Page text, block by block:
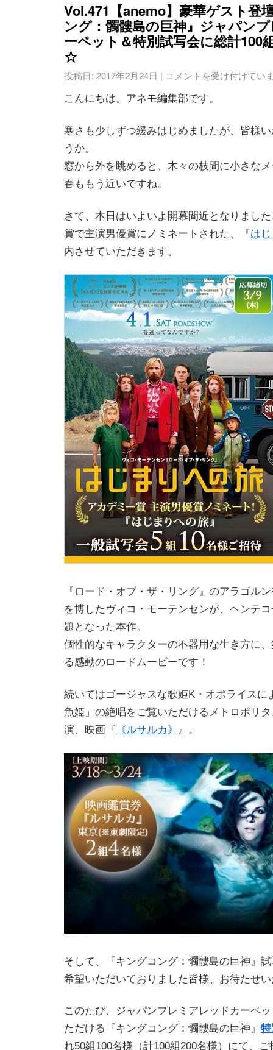
Vol.471【anemo】豪華ゲスト登
ング：髑髏島の巨神』ジャパン
ーペット＆特別試写会に総計100
☆
投稿日: 2017年2月24日 | コメントを受け付けてい
こんにちは。アネモ編集部です。
寒さも少しずつ緩みはじめましたが、皆様
うか。
窓から外を眺めると、木々の枝間に小さな
春ももう近いですね。
さて、本日はいよいよ開幕間近となりまし
賞で主演男優賞にノミネートされた、『は
内させていただきます。
『ロード・オブ・ザ・リング』のアラゴル
を博したヴィコ・モーテンセンが、ヘンテ
題となった本作。
個性的なキャラクターの不器用な生き方に
る感動のロードムービーです！
続いてはゴージャスな歌姫K・オポライスに
魚姫」の絶唱をご覧いただけるメトロポリ
演、映画『 《ルサルカ》 』。
そして、『キングコング：髑髏島の巨神』
希望いただいておりました皆様、お待たせ
このたび、ジャパンプレミアレッドカーペ
ただける『キングコング：髑髏島の巨神』
れ50組100名様（計100組200名様）にて、